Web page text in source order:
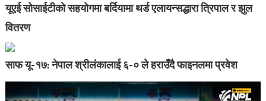
यूएई सोसाईटीको सहयोगमा बर्दियामा थर्ड एलायन्सद्धारा त्रिपाल र झुल
वितरण
साफ यू-१७: नेपाल श्रीलंकालाई ६-० ले हराउँदै फाइनलमा प्रवेश